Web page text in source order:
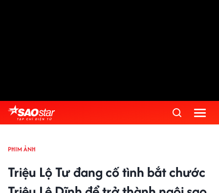
PHIM ẢNH
Triệu Lộ Tư đang cố tình bắt chước